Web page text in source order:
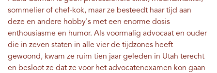
sommelier of chef-kok, maar ze besteedt haar tijd aan
deze en andere hobby's met een enorme dosis
enthousiasme en humor. Als voormalig advocaat en ouder
die in zeven staten in alle vier de tijdzones heeft
gewoond, kwam ze ruim tien jaar geleden in Utah terecht
en besloot ze dat ze voor het advocatenexamen kon gaan